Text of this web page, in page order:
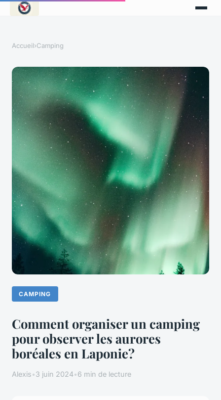
Accueil›Camping
CAMPING
Comment organiser un camping
pour observer les aurores
boréales en Laponie?
Alexis•3 juin 2024•6 min de lecture